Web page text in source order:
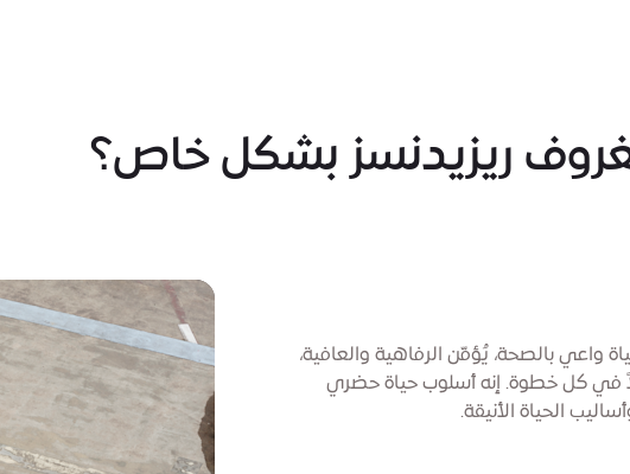
ريزيدنسز بشكل خاص؟
واعي بالصحة، يُؤمّن الرفاهية والعافية،
في كل خطوة. إنه أسلوب حياة حضري
الحياة الأنيقة.